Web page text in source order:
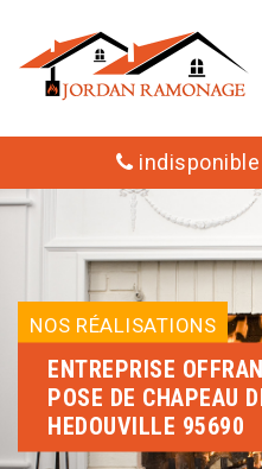
indisponible
NOS RÉALISATIONS
ENTREPRISE
POSE DE CHAPEAU
HEDOUVILLE 95690